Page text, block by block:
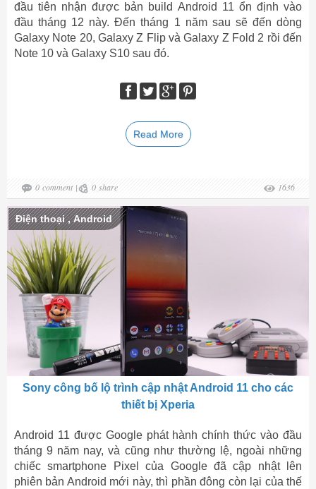
đầu tiên nhận được bản build Android 11 ổn định vào
đầu tháng 12 này. Đến tháng 1 năm sau sẽ đến dòng
Galaxy Note 20, Galaxy Z Flip và Galaxy Z Fold 2 rồi đến
Note 10 và Galaxy S10 sau đó.
Read More
0 comment | 0 share 1636
Điện thoại ,Android
Sony công bố lộ trình cập nhật Android 11 cho các
thiết bị Xperia
Android 11 được Google phát hành chính thức vào đầu
tháng 9 năm nay, và cũng như thường lệ, ngoài những
chiếc smartphone Pixel của Google đã cập nhật lên
phiên bản Android mới này, thì phần đông còn lại của thế